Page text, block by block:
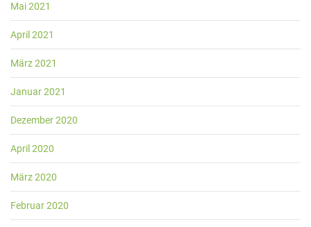
Mai 2021
April 2021
März 2021
Januar 2021
Dezember 2020
April 2020
März 2020
Februar 2020